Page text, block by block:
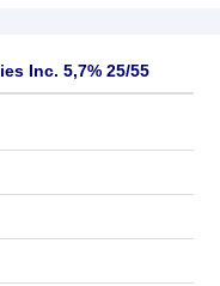
Inc. 5,7% 25/55